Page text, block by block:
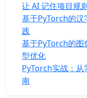
让 AI 记住项目规
基于PyTorch的汉
践
基于PyTorch的图
型优化
PyTorch实战：
南